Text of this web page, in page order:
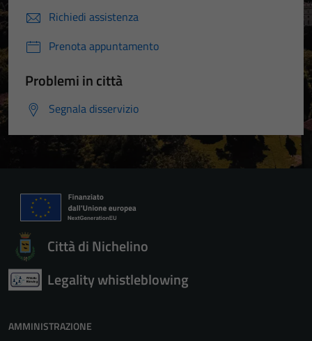
Richiedi assistenza
Prenota appuntamento
Problemi in città
Segnala disservizio
Città di Nichelino
Legality whistleblowing
AMMINISTRAZIONE